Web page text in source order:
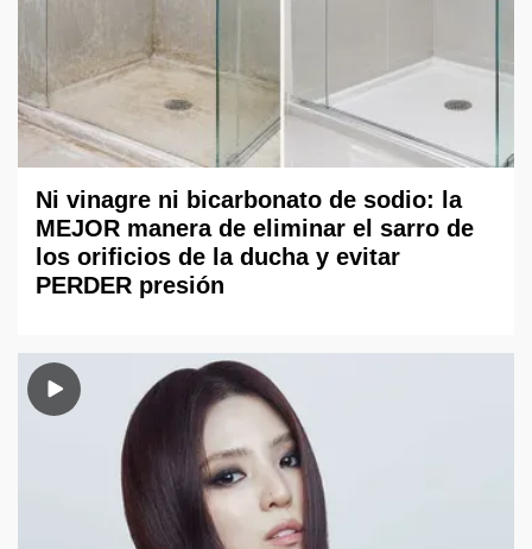
Ni vinagre ni bicarbonato de sodio: la
MEJOR manera de eliminar el sarro de
los orificios de la ducha y evitar
PERDER presión